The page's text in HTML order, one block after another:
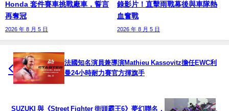
Honda 套件賽車挑戰廠車，誓言
再奪冠
2026 年 8 月 5 日
錄影片！直擊雨戰幕後與車隊熱
血奮戰
2026 年 8 月 5 日
法國知名演員兼導演Mathieu Kassovitz擔任EWC利
曼24小時耐力賽官方揮旗手
SUZUKI 與《Street Fighter 街頭霸王6》夢幻聯名，